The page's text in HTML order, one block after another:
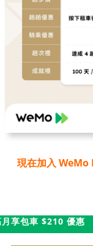
現在加入 WeMo
享包車 $210 優惠